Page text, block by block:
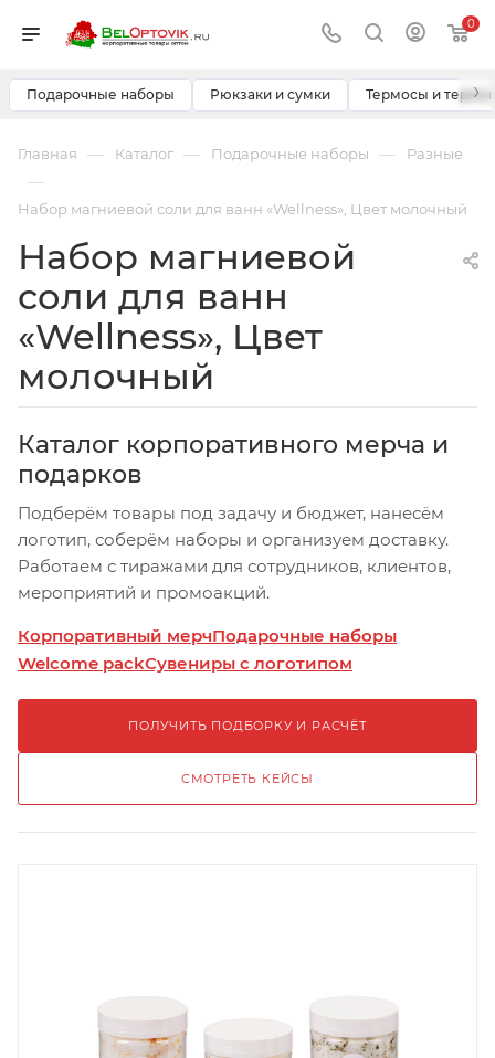
0
Подарочные наборы Рюкзаки и сумки Термосы и ›
Главная — Каталог — Подарочные наборы — Разные
—
Набор магниевой соли для ванн «Wellness», Цвет молочный
Набор магниевой
соли для ванн
«Wellness», Цвет
молочный
Каталог корпоративного мерча и
подарков
Подберём товары под задачу и бюджет, нанесём
логотип, соберём наборы и организуем доставку.
Работаем с тиражами для сотрудников, клиентов,
мероприятий и промоакций.
Корпоративный мерчПодарочные наборы
Welcome packСувениры с логотипом
ПОЛУЧИТЬ ПОДБОРКУ И РАСЧЁТ
СМОТРЕТЬ КЕЙСЫ